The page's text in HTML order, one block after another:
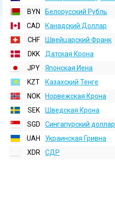
BYN
Белорусский Рубль
CAD
Канадский Доллар
CHF
Швейцарский Франк
DKK
Датская Крона
JPY
Японская Иена
KZT
Казахский Тенге
NOK
Норвежская Крона
SEK
Шведская Крона
SGD
Сингапурский доллар
UAH
Украинская Гривна
XDR
СДР